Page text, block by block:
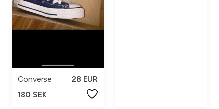
Converse
28 EUR
180 SEK